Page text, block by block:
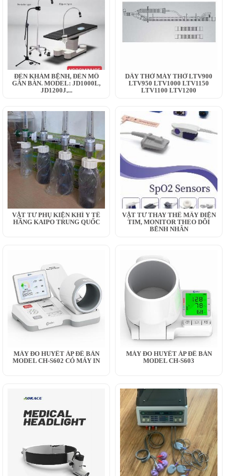
ĐÈN KHÁM BỆNH, ĐÈN MỔ
GẮN BÀN. MODEL: JD1000L,
JD1200J,...
DÂY THỞ MÁY THỞ LTV900
LTV950 LTV1000 LTV1150
LTV1100 LTV1200
VẬT TƯ PHỤ KIỆN KHÍ Y TẾ
HÃNG KAIPO TRUNG QUỐC
VẬT TƯ THAY THẾ MÂY ĐIỆN
TIM, MONITOR THEO DÕI
BỆNH NHÂN
MÁY ĐO HUYẾT ÁP ĐỂ BÀN
MODEL CH-S602 CÓ MÁY IN
MÁY ĐO HUYẾT ÁP ĐỂ BÀN
MODEL CH-S603